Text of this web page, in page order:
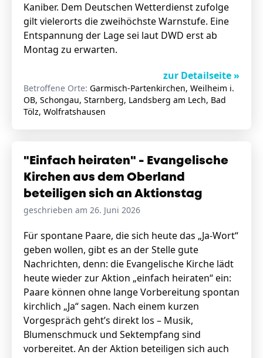
Kaniber. Dem Deutschen Wetterdienst zufolge
gilt vielerorts die zweihöchste Warnstufe. Eine
Entspannung der Lage sei laut DWD erst ab
Montag zu erwarten.
zur Detailseite »
Betroffene Orte: Garmisch-Partenkirchen, Weilheim i.
OB, Schongau, Starnberg, Landsberg am Lech, Bad
Tölz, Wolfratshausen
"Einfach heiraten" - Evangelische
Kirchen aus dem Oberland
beteiligen sich an Aktionstag
geschrieben am 26. Juni 2026
Für spontane Paare, die sich heute das „Ja-Wort“
geben wollen, gibt es an der Stelle gute
Nachrichten, denn: die Evangelische Kirche lädt
heute wieder zur Aktion „einfach heiraten“ ein:
Paare können ohne lange Vorbereitung spontan
kirchlich „Ja“ sagen. Nach einem kurzen
Vorgespräch geht’s direkt los – Musik,
Blumenschmuck und Sektempfang sind
vorbereitet. An der Aktion beteiligen sich auch